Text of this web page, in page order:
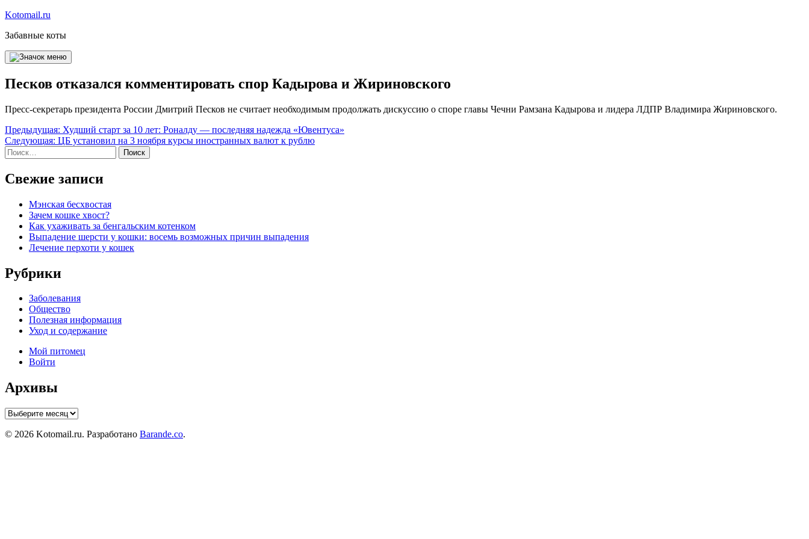
Перейти
содержимому
Kotomail.ru
Забавные коты
Песков отказался комментировать спор Кадырова и Жириновского
Пресс-секретарь президента России Дмитрий Песков не считает необходимым продолжать дискуссию о споре главы Чечни Рамзана Кадырова и лидера ЛДПР Владимира Жириновского.
Навигация
по
записям
Предыдущая: Худший старт за 10 лет: Роналду — последняя надежда «Ювентуса»
Следующая: ЦБ установил на 3 ноября курсы иностранных валют к рублю
Найти:
Свежие записи
Мэнская бесхвостая
Зачем кошке хвост?
Как ухаживать за бенгальским котенком
Выпадение шерсти у кошки: восемь возможных причин выпадения
Лечение перхоти у кошек
Рубрики
Заболевания
Общество
Полезная информация
Уход и содержание
Мой питомец
Войти
Архивы
Архивы
© 2026 Kotomail.ru. Разработано Barande.co.